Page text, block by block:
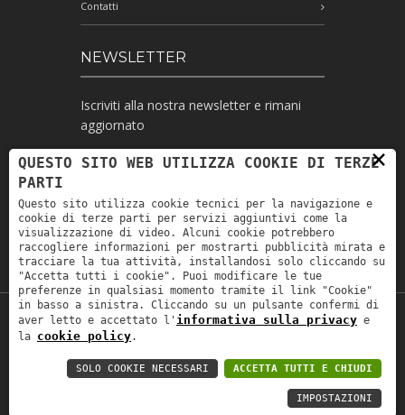
Contatti
NEWSLETTER
Iscriviti alla nostra newsletter e rimani
aggiornato
Ho letto l'informativa e autorizzo il
trattamento dei miei dati personali per le
finalità ivi indicate *
Copyright © 2019Astrolabio. P.IVA:
Privacy policy-Privacy policy B2B -Area
×
QUESTO SITO WEB UTILIZZA COOKIE DI TERZE
PARTI
Questo sito utilizza cookie tecnici per la navigazione e
cookie di terze parti per servizi aggiuntivi come la
visualizzazione di video. Alcuni cookie potrebbero
raccogliere informazioni per mostrarti pubblicità mirata e
tracciare la tua attività, installandosi solo cliccando su
"Accetta tutti i cookie". Puoi modificare le tue
preferenze in qualsiasi momento tramite il link "Cookie"
in basso a sinistra. Cliccando su un pulsante confermi di
aver letto e accettato l' informativa sulla privacy e
la cookie policy.
ACCETTA TUTTI E CHIUDI
SOLO COOKIE NECESSARI
IMPOSTAZIONI